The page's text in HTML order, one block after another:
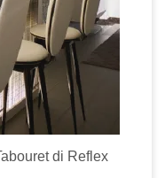
di Reflex